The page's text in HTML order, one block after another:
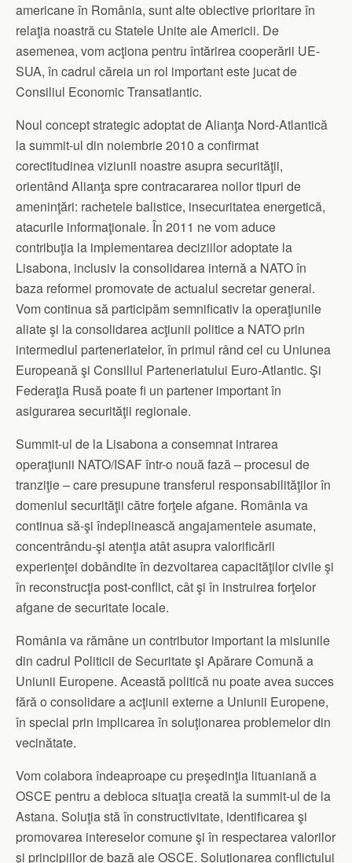
americane în România, sunt alte obiective prioritare în
relaţia noastră cu Statele Unite ale Americii. De
asemenea, vom acţiona pentru întărirea cooperării UE-
SUA, în cadrul căreia un rol important este jucat de
Consiliul Economic Transatlantic.
Noul concept strategic adoptat de Alianţa Nord-Atlantică
la summit-ul din noiembrie 2010 a confirmat
corectitudinea viziunii noastre asupra securităţii,
orientând Alianţa spre contracararea noilor tipuri de
ameninţări: rachetele balistice, insecuritatea energetică,
atacurile informaţionale. În 2011 ne vom aduce
contribuţia la implementarea deciziilor adoptate la
Lisabona, inclusiv la consolidarea internă a NATO în
baza reformei promovate de actualul secretar general.
Vom continua să participăm semnificativ la operaţiunile
aliate şi la consolidarea acţiunii politice a NATO prin
intermediul parteneriatelor, în primul rând cel cu Uniunea
Europeană şi Consiliul Parteneriatului Euro-Atlantic. Şi
Federaţia Rusă poate fi un partener important în
asigurarea securităţii regionale.
Summit-ul de la Lisabona a consemnat intrarea
operaţiunii NATO/ISAF într-o nouă fază – procesul de
tranziţie – care presupune transferul responsabilităţilor în
domeniul securităţii către forţele afgane. România va
continua să-şi îndeplinească angajamentele asumate,
concentrându-şi atenţia atât asupra valorificării
experienţei dobândite în dezvoltarea capacităţilor civile şi
în reconstrucţia post-conflict, cât şi în instruirea forţelor
afgane de securitate locale.
România va rămâne un contributor important la misiunile
din cadrul Politicii de Securitate şi Apărare Comună a
Uniunii Europene. Această politică nu poate avea succes
fără o consolidare a acţiunii externe a Uniunii Europene,
în special prin implicarea în soluţionarea problemelor din
vecinătate.
Vom colabora îndeaproape cu preşedinţia lituaniană a
OSCE pentru a debloca situaţia creată la summit-ul de la
Astana. Soluţia stă în constructivitate, identificarea şi
promovarea intereselor comune şi în respectarea valorilor
şi principiilor de bază ale OSCE. Soluţionarea conflictului